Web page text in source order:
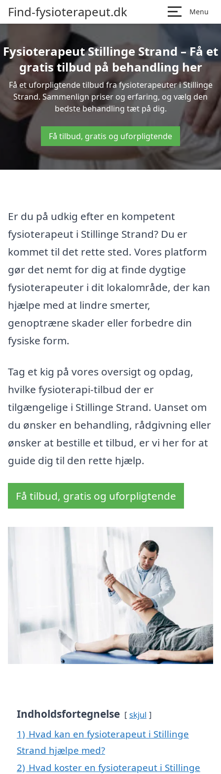
Find-fysioterapeut.dk Menu
Fysioterapeut Stillinge Strand – Få et
gratis tilbud på behandling her
Få et uforpligtende tilbud fra fysioterapeuter i Stillinge
Strand. Sammenlign priser og erfaring, og vælg den
bedste behandling tæt på dig.
Få tilbud, gratis og uforpligtende
Er du på udkig efter en kompetent
fysioterapeut i Stillinge Strand? Du er
kommet til det rette sted. Vores platform
gør det nemt for dig at finde dygtige
fysioterapeuter i dit lokalområde, der kan
hjælpe med at lindre smerter,
genoptræne skader eller forbedre din
fysiske form.
Tag et kig på vores oversigt og opdag,
hvilke fysioterapi-tilbud der er
tilgængelige i Stillinge Strand. Uanset om
du ønsker en behandling, rådgivning eller
ønsker at bestille et tilbud, er vi her for at
guide dig til den rette hjælp.
Få tilbud, gratis og uforpligtende
Indholdsfortegnelse skjul
1) Hvad kan en fysioterapeut i Stillinge
Strand hjælpe med?
2) Hvad koster en fysioterapeut i Stillinge